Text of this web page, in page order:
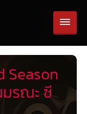
Season
มรณะ ซี